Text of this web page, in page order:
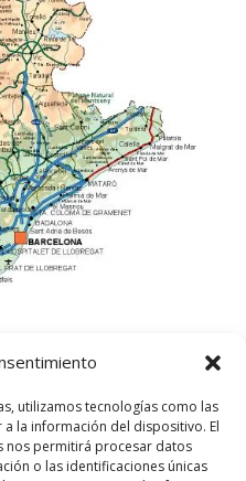
utilizamos tecnologías como las
la información del dispositivo. El
nos permitirá procesar datos
o las identificaciones únicas